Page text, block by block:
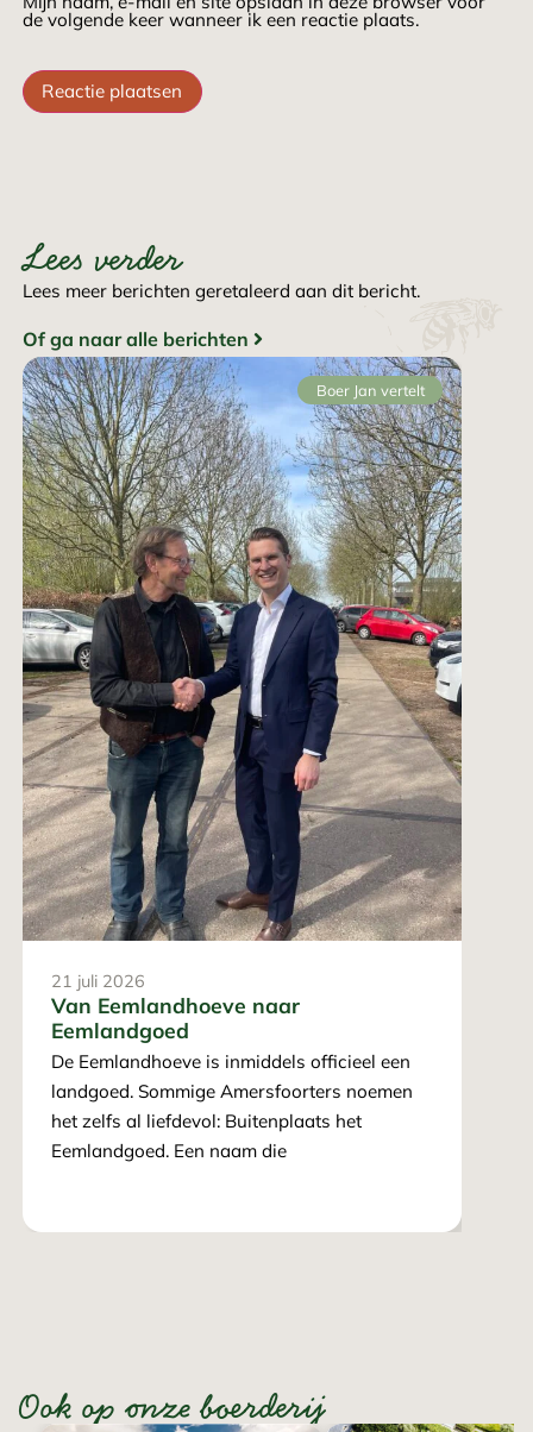
de volgende keer wanneer ik een reactie plaats.
Lees verder
Lees meer berichten geretaleerd aan dit bericht.
Of ga naar alle berichten
Boer Jan vertelt
21 juli 2026
Van Eemlandhoeve naar
Eemlandgoed
De Eemlandhoeve is inmiddels officieel een
landgoed. Sommige Amersfoorters noemen
het zelfs al liefdevol: Buitenplaats het
Eemlandgoed. Een naam die
Ook op onze boerderij